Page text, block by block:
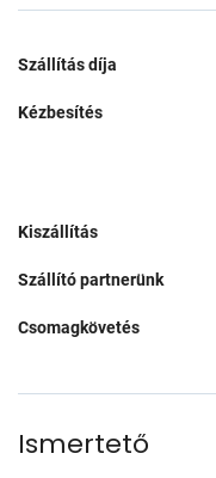
Szállítás díja
Kézbesítés
Kiszállítás
Szállító partnerünk
Csomagkövetés
Ismertető